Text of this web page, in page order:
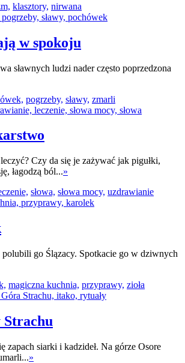
klasztory, nirwana
w spokoju
sławnych ludzi nader często poprzedzona
pogrzeby, sławy, zmarli
Czy da się je zażywać jak pigułki,
łagodzą ból...»
słowa, słowa mocy, uzdrawianie
go Ślązacy. Spotkacie go w dziwnych
magiczna kuchnia, przyprawy, zioła
Strachu
zapach siarki i kadzideł. Na górze Osore
»